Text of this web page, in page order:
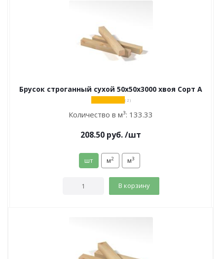
Брусок строганный сухой 50х50х3000 хвоя Сорт А
( 2 )
Количество в м³: 133.33
208.50 руб./шт
шт м2 м3
В корзину